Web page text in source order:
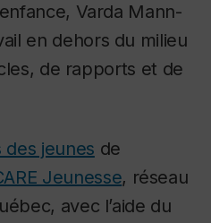
Varda Mann-
en dehors du milieu
de rapports et de
jeunes de
Jeunesse, réseau
avec l’aide du